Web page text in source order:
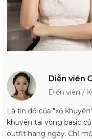
Diễn viên
Diễn viên /
Là tín đồ của "xỏ
khuyên tai vòng basic
outfit hàng ngày. Chỉ